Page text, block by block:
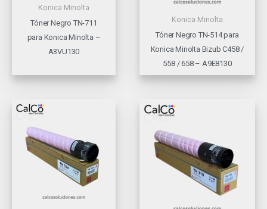
Konica Minolta
Tóner Negro TN-711
para Konica Minolta –
A3VU130
Konica Minolta
Tóner Negro TN-514 para
Konica Minolta Bizub C458 /
558 / 658 – A9E8130